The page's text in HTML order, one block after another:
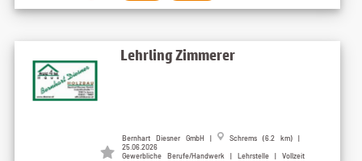
Lehrling Zimmerer
Bernhart Diesner GmbH |
Schrems (6.2 km) |
25.06.2026
Gewerbliche Berufe/Handwerk | Lehrstelle | Vollzeit